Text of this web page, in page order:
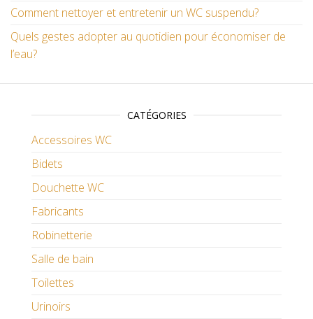
Comment nettoyer et entretenir un WC suspendu?
Quels gestes adopter au quotidien pour économiser de
l’eau?
CATÉGORIES
Accessoires WC
Bidets
Douchette WC
Fabricants
Robinetterie
Salle de bain
Toilettes
Urinoirs